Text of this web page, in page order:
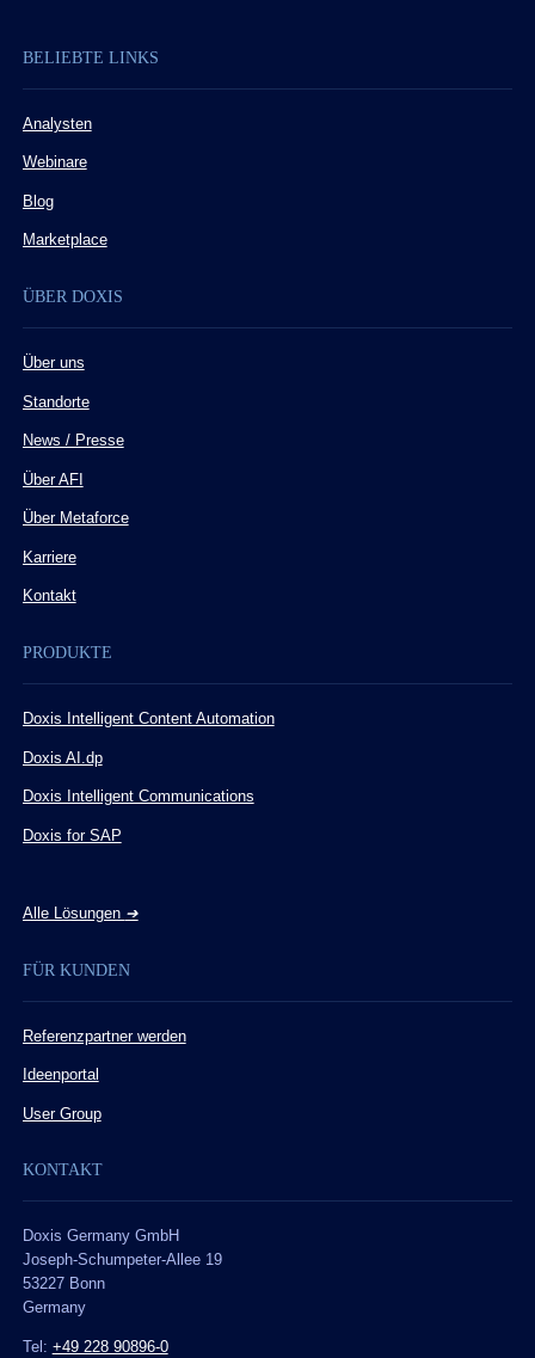
BELIEBTE LINKS
Analysten
Webinare
Blog
Marketplace
ÜBER DOXIS
Über uns
Standorte
News / Presse
Über AFI
Über Metaforce
Karriere
Kontakt
PRODUKTE
Doxis Intelligent Content Automation
Doxis AI.dp
Doxis Intelligent Communications
Doxis for SAP
Alle Lösungen ➔
FÜR KUNDEN
Referenzpartner werden
Ideenportal
User Group
KONTAKT
Doxis Germany GmbH
Joseph-Schumpeter-Allee 19
53227 Bonn
Germany
Tel: +49 228 90896-0